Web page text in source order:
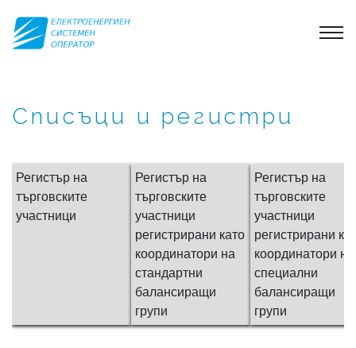
Списъци и регистри
Регистър на
търговските
участници
Регистър на
търговските
участници
регистрирани като
координатори на
стандартни
балансиращи
групи
Регистър на
търговските
участници
регистрирани
координатори на
специални
балансиращи
групи